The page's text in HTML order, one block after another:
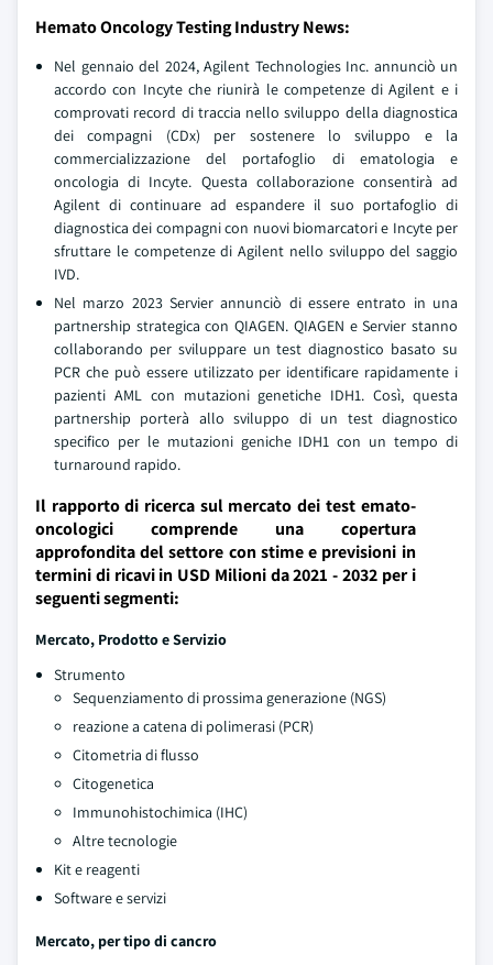
Hemato Oncology Testing Industry News:
Nel gennaio del 2024, Agilent Technologies Inc. annunciò un
accordo con Incyte che riunirà le competenze di Agilent e i
comprovati record di traccia nello sviluppo della diagnostica
dei compagni (CDx) per sostenere lo sviluppo e la
commercializzazione del portafoglio di ematologia e
oncologia di Incyte. Questa collaborazione consentirà ad
Agilent di continuare ad espandere il suo portafoglio di
diagnostica dei compagni con nuovi biomarcatori e Incyte per
sfruttare le competenze di Agilent nello sviluppo del saggio
IVD.
Nel marzo 2023 Servier annunciò di essere entrato in una
partnership strategica con QIAGEN. QIAGEN e Servier stanno
collaborando per sviluppare un test diagnostico basato su
PCR che può essere utilizzato per identificare rapidamente i
pazienti AML con mutazioni genetiche IDH1. Così, questa
partnership porterà allo sviluppo di un test diagnostico
specifico per le mutazioni geniche IDH1 con un tempo di
turnaround rapido.
Il rapporto di ricerca sul mercato dei test emato-
oncologici comprende una copertura
approfondita del settore con stime e previsioni in
termini di ricavi in USD Milioni da 2021 - 2032 per i
seguenti segmenti:
Mercato, Prodotto e Servizio
Strumento
Sequenziamento di prossima generazione (NGS)
reazione a catena di polimerasi (PCR)
Citometria di flusso
Citogenetica
Immunohistochimica (IHC)
Altre tecnologie
Kit e reagenti
Software e servizi
Mercato, per tipo di cancro